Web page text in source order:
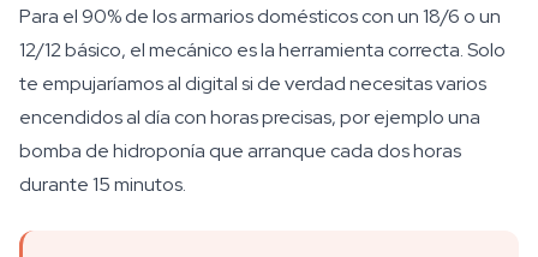
Para el 90% de los armarios domésticos con un 18/6 o un
12/12 básico, el mecánico es la herramienta correcta. Solo
te empujaríamos al digital si de verdad necesitas varios
encendidos al día con horas precisas, por ejemplo una
bomba de hidroponía que arranque cada dos horas
durante 15 minutos.